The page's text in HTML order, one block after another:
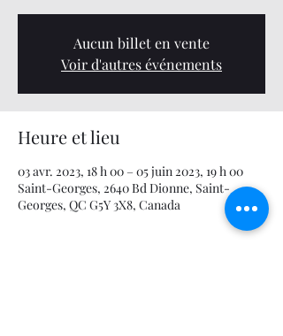
Aucun billet en vente
Voir d'autres événements
Heure et lieu
03 avr. 2023, 18 h 00 – 05 juin 2023, 19 h 00
Saint-Georges, 2640 Bd Dionne, Saint-
Georges, QC G5Y 3X8, Canada